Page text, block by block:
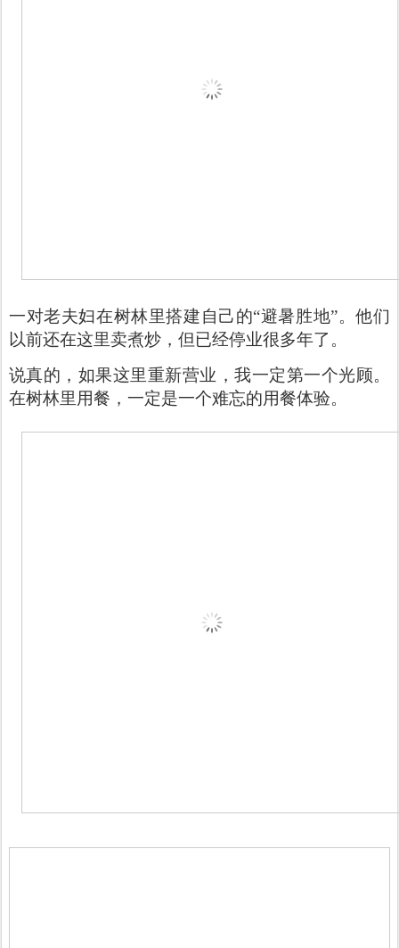
一对老夫妇在树林里搭建自己的“避暑胜地”。他们
以前还在这里卖煮炒，但已经停业很多年了。
说真的，如果这里重新营业，我一定第一个光顾。
在树林里用餐，一定是一个难忘的用餐体验。